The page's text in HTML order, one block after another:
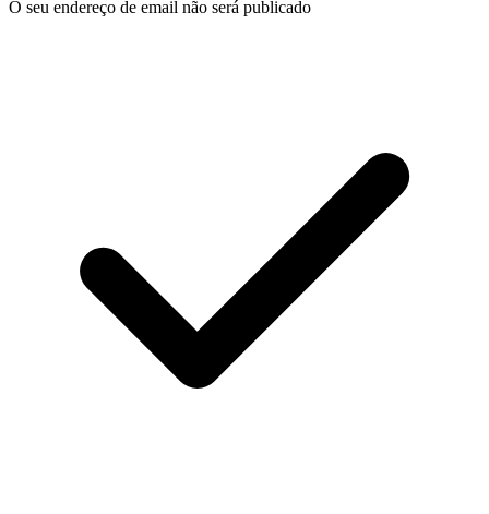
O seu endereço de email não será publicado